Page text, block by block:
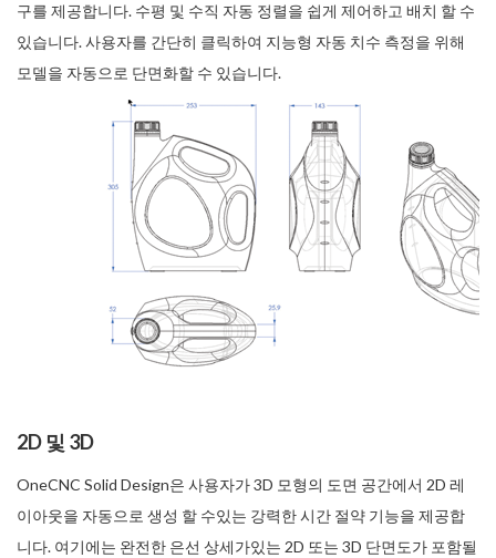
구를 제공합니다. 수평 및 수직 자동 정렬을 쉽게 제어하고 배치 할 수
있습니다. 사용자를 간단히 클릭하여 지능형 자동 치수 측정을 위해
모델을 자동으로 단면화할 수 있습니다.
2D 및 3D
OneCNC Solid Design은 사용자가 3D 모형의 도면 공간에서 2D 레
이아웃을 자동으로 생성 할 수있는 강력한 시간 절약 기능을 제공합
니다. 여기에는 완전한 은선 상세가있는 2D 또는 3D 단면도가 포함될